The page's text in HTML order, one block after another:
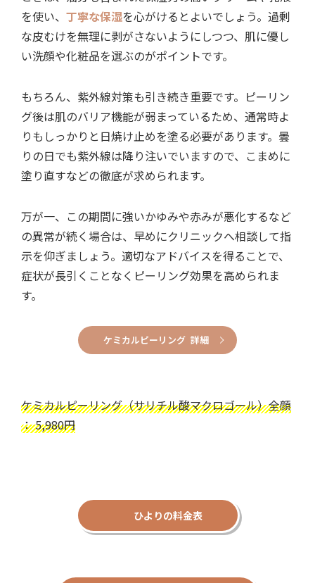
を使い、 丁寧な保湿を心がけるとよいでしょう。過剰
な皮むけを無理に剥がさないようにしつつ、肌に優し
い洗顔や化粧品を選ぶのがポイントです。
もちろん、紫外線対策も引き続き重要です。ピーリン
グ後は肌のバリア機能が弱まっているため、通常時よ
りもしっかりと日焼け止めを塗る必要があります。曇
りの日でも紫外線は降り注いでいますので、こまめに
塗り直すなどの徹底が求められます。
万が一、この期間に強いかゆみや赤みが悪化するなど
の異常が続く場合は、早めにクリニックへ相談して指
示を仰ぎましょう。適切なアドバイスを得ることで、
症状が長引くことなくピーリング効果を高められま
す。
ケミカルピーリング 詳細
ケミカルピーリング（サリチル酸マクロゴール）全顔
： 5,980円
ひよりの料金表